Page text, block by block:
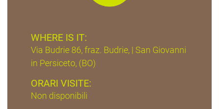
WHERE IS IT:
Via Budrie 86, fraz. Budrie, | San Giovanni
in Persiceto, (BO)
ORARI VISITE:
Non disponibili